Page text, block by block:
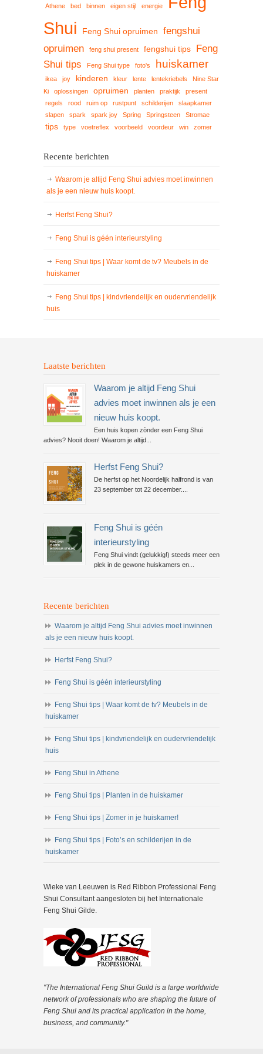
Athene bed binnen eigen stijl energie
Shui
Feng Shui opruimen
fengshui
opruimen
feng shui present fengshui tips
Feng
Shui tips
Feng Shui type foto's huiskamer
ikea joy kinderen kleur lente lentekriebels
Nine Star
Ki
oplossingen opruimen planten praktijk
present
regels
rood ruim op rustpunt schilderijen
slaapkamer
slapen
spark spark joy Spring Springsteen Stromae
tips type voetreflex voorbeeld voordeur win zomer
Recente berichten
Waarom je altijd Feng Shui advies moet inwinnen
als je een nieuw huis koopt.
Herfst Feng Shui?
Feng Shui is géén interieurstyling
Feng Shui tips | Waar komt de tv? Meubels in de
huiskamer
Feng Shui tips | kindvriendelijk en oudervriendelijk
huis
Laatste berichten
Waarom je altijd Feng Shui
advies moet inwinnen als je een
nieuw huis koopt.
Een huis kopen zònder een Feng Shui
advies? Nooit doen! Waarom je altijd...
Herfst Feng Shui?
De herfst op het Noordelijk halfrond is van
23 september tot 22 december....
Feng Shui is géén
interieurstyling
Feng Shui vindt (gelukkig!) steeds meer een
plek in de gewone huiskamers en...
Recente berichten
Waarom je altijd Feng Shui advies moet inwinnen
als je een nieuw huis koopt.
Herfst Feng Shui?
Feng Shui is géén interieurstyling
Feng Shui tips | Waar komt de tv? Meubels in de
huiskamer
Feng Shui tips | kindvriendelijk en oudervriendelijk
huis
Feng Shui in Athene
Feng Shui tips | Planten in de huiskamer
Feng Shui tips | Zomer in je huiskamer!
Feng Shui tips | Foto’s en schilderijen in de
huiskamer
Wieke van Leeuwen is Red Ribbon Professional Feng
Shui Consultant aangesloten bij het Internationale
Feng Shui Gilde.
"The International Feng Shui Guild is a large worldwide
network of professionals who are shaping the future of
Feng Shui and its practical application in the home,
business, and community."